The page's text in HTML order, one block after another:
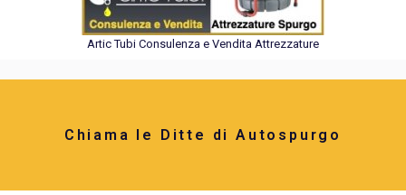
Artic Tubi Consulenza e Vendita Attrezzature
Chiama le Ditte di Autospurgo